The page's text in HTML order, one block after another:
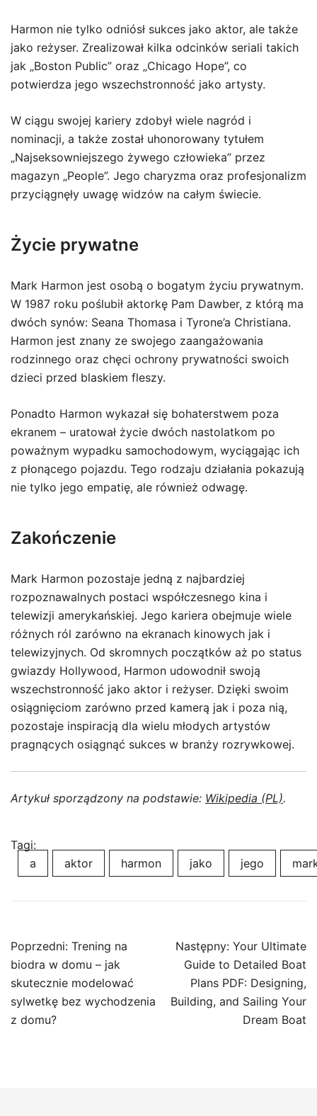
Harmon nie tylko odniósł sukces jako aktor, ale także
jako reżyser. Zrealizował kilka odcinków seriali takich
jak „Boston Public” oraz „Chicago Hope”, co
potwierdza jego wszechstronność jako artysty.
W ciągu swojej kariery zdobył wiele nagród i
nominacji, a także został uhonorowany tytułem
„Najseksowniejszego żywego człowieka” przez
magazyn „People”. Jego charyzma oraz profesjonalizm
przyciągnęły uwagę widzów na całym świecie.
Życie prywatne
Mark Harmon jest osobą o bogatym życiu prywatnym.
W 1987 roku poślubił aktorkę Pam Dawber, z którą ma
dwóch synów: Seana Thomasa i Tyrone’a Christiana.
Harmon jest znany ze swojego zaangażowania
rodzinnego oraz chęci ochrony prywatności swoich
dzieci przed blaskiem fleszy.
Ponadto Harmon wykazał się bohaterstwem poza
ekranem – uratował życie dwóch nastolatkom po
poważnym wypadku samochodowym, wyciągając ich
z płonącego pojazdu. Tego rodzaju działania pokazują
nie tylko jego empatię, ale również odwagę.
Zakończenie
Mark Harmon pozostaje jedną z najbardziej
rozpoznawalnych postaci współczesnego kina i
telewizji amerykańskiej. Jego kariera obejmuje wiele
różnych ról zarówno na ekranach kinowych jak i
telewizyjnych. Od skromnych początków aż po status
gwiazdy Hollywood, Harmon udowodnił swoją
wszechstronność jako aktor i reżyser. Dzięki swoim
osiągnięciom zarówno przed kamerą jak i poza nią,
pozostaje inspiracją dla wielu młodych artystów
pragnących osiągnąć sukces w branży rozrywkowej.
Artykuł sporządzony na podstawie: Wikipedia (PL).
Tagi:
a
aktor harmon jako jego
Nawigacja
wpisu
Poprzedni: Trening na
biodra w domu – jak
skutecznie modelować
sylwetkę bez wychodzenia
z domu?
Następny: Your Ultimate
Guide to Detailed Boat
Plans PDF: Designing,
Building, and Sailing Your
Dream Boat